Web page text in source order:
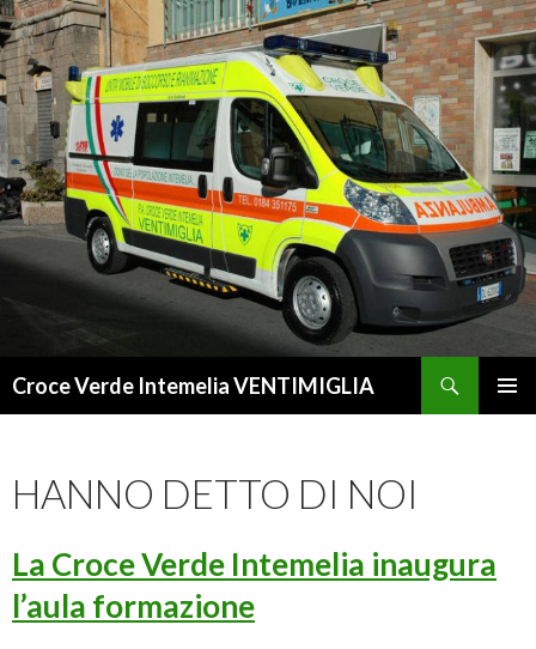
Croce Verde Intemelia VENTIMIGLIA
HANNO DETTO DI NOI
La Croce Verde Intemelia inaugura
l’aula formazione